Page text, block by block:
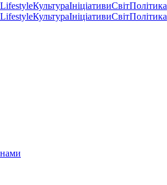
LifestyleКультураІніціативиСвітПолітика
LifestyleКультураІніціативиСвітПолітика
нами